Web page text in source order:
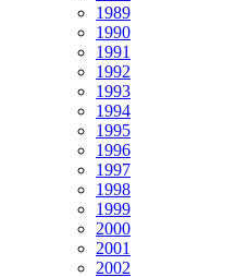
1989
1990
1991
1992
1993
1994
1995
1996
1997
1998
1999
2000
2001
2002